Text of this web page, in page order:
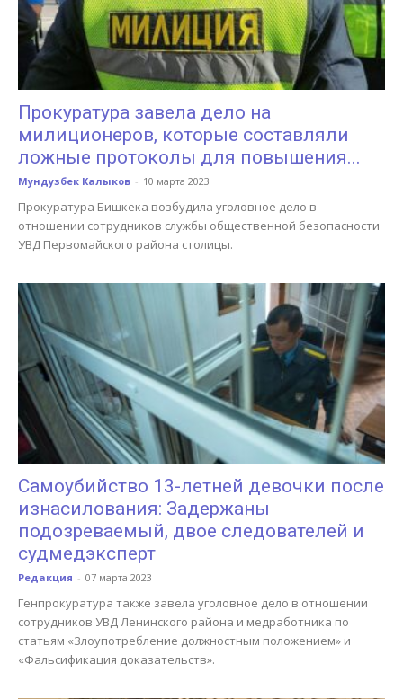
Прокуратура завела дело на
милиционеров, которые составляли
ложные протоколы для повышения...
Мундузбек Калыков - 10 марта 2023
Прокуратура Бишкека возбудила уголовное дело в
отношении сотрудников службы общественной безопасности
УВД Первомайского района столицы.
Самоубийство 13-летней девочки после
изнасилования: Задержаны
подозреваемый, двое следователей и
судмедэксперт
Редакция - 07 марта 2023
Генпрокуратура также завела уголовное дело в отношении
сотрудников УВД Ленинского района и медработника по
статьям «Злоупотребление должностным положением» и
«Фальсификация доказательств».